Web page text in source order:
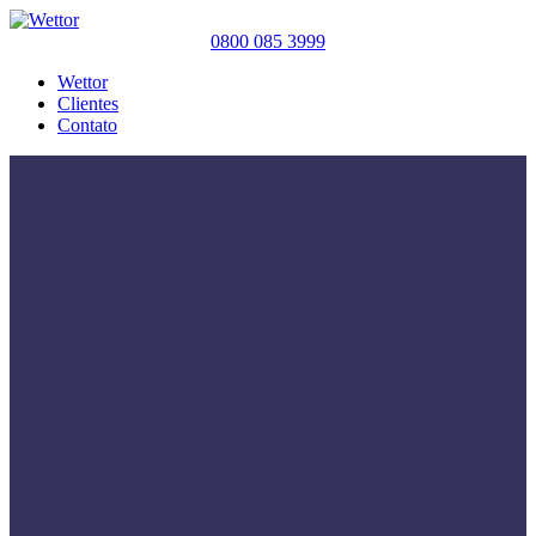
0800 085 3999
Wettor
Clientes
Contato